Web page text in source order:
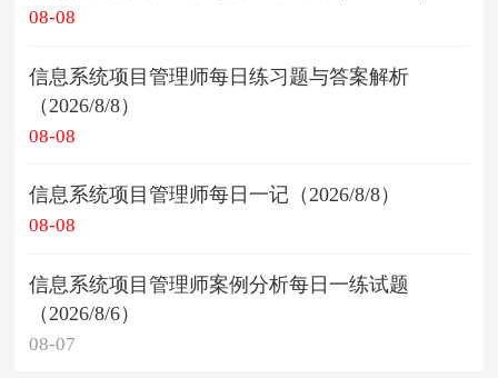
08-08
信息系统项目管理师每日练习题与答案解析
（2026/8/8）
08-08
信息系统项目管理师每日一记（2026/8/8）
08-08
信息系统项目管理师案例分析每日一练试题
（2026/8/6）
08-07